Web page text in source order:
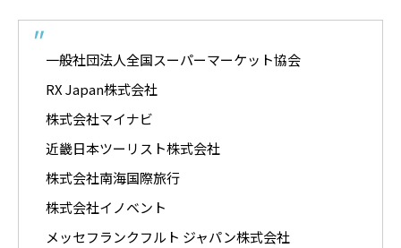
一般社団法人全国スーパーマーケット協会
RX Japan株式会社
株式会社マイナビ
近畿日本ツーリスト株式会社
株式会社南海国際旅行
株式会社イノベント
メッセフランクフルト ジャパン株式会社